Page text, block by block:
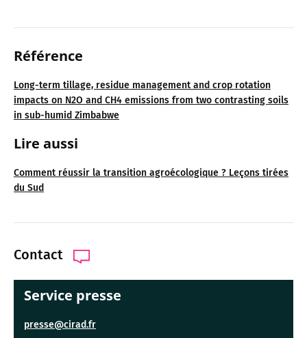
Référence
Long-term tillage, residue management and crop rotation
impacts on N2O and CH4 emissions from two contrasting soils
in sub-humid Zimbabwe
Lire aussi
Comment réussir la transition agroécologique ? Leçons tirées
du Sud
Contact
Service presse
presse@cirad.fr